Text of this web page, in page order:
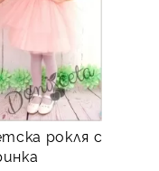
рокля с